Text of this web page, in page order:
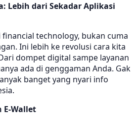
Lebih dari Sekadar Aplikasi
technology, bukan cuma
Ini lebih ke revolusi cara kita
dompet digital sampe layanan
ada di genggaman Anda. Gak
banget yang nyari info
E-Wallet